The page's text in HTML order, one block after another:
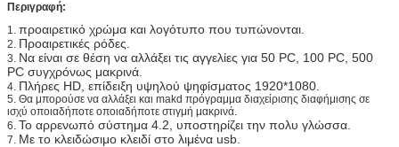
Περιγραφή:
1. προαιρετικό χρώμα και λογότυπο που τυπώνονται.
2. Προαιρετικές ρόδες.
3. Να είναι σε θέση να αλλάξει τις αγγελίες για 50 PC, 100 PC, 500
PC συγχρόνως μακρινά.
4. Πλήρες HD, επίδειξη υψηλού ψηφίσματος 1920*1080.
5. Θα μπορούσε να αλλάξει και makd πρόγραμμα διαχείρισης διαφήμισης σε
ισχύ οποιαδήποτε οποιαδήποτε στιγμή μακρινά.
6. Το αρρενωπό σύστημα 4.2, υποστηρίζει την πολυ γλώσσα.
7. Με το κλειδώσιμο κλειδί στο λιμένα usb.